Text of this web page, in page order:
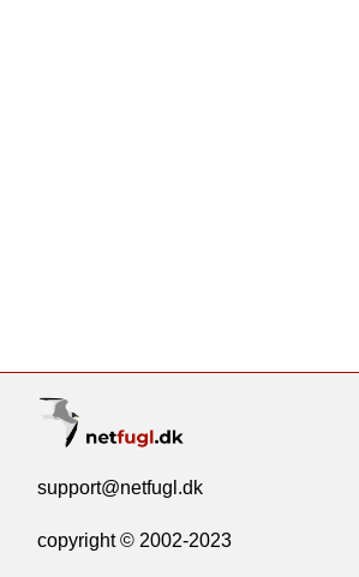
support@netfugl.dk
copyright © 2002-2023